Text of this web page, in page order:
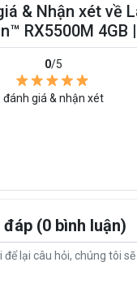
& Nhận xét về
RX5500M 4GB
0/5
đánh giá & nhận xét
đáp (0 bình luận)